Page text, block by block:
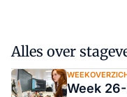
Alles over
Week